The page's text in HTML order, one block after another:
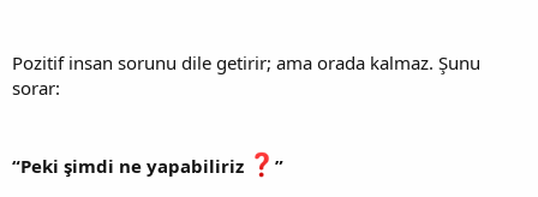
Pozitif insan sorunu dile getirir; ama orada kalmaz. Şunu
sorar:
“Peki şimdi ne yapabiliriz ”